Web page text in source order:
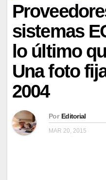
sistemas
lo último
Una foto
2004
Por Editorial
MAR 20, 2015